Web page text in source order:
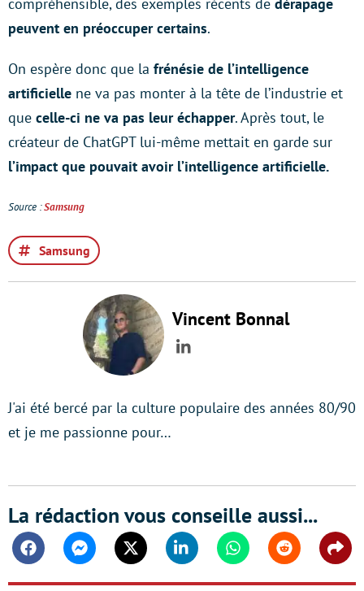
peuvent en préoccuper certains.
On espère donc que la frénésie de l’intelligence
artificielle ne va pas monter à la tête de l’industrie et
que celle-ci ne va pas leur échapper. Après tout, le
créateur de ChatGPT lui-même mettait en garde sur
l’impact que pouvait avoir l’intelligence artificielle.
Source :Samsung
Samsung
Vincent Bonnal
LinkedIn
J'ai été bercé par la culture populaire des années 80/90
et je me passionne pour…
La rédaction vous conseille aussi...
FacebookMessengerTwitter Linkedin WhatsappReddit